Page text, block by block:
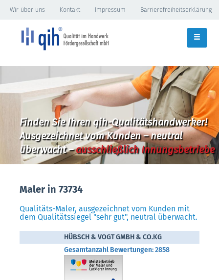
Wir über uns Kontakt Impressum Barrierefreiheitserklärung
Finden Sie Ihren qih-Qualitätshandwerker!
Ausgezeichnet vom Kunden – neutral
überwacht –ausschließlich Innungsbetriebe
Maler in 73734
Qualitäts-Maler, ausgezeichnet vom Kunden mit
dem Qualitätssiegel "sehr gut", neutral überwacht.
HÜBSCH & VOGT GMBH & CO.KG
Gesamtanzahl Bewertungen: 2858